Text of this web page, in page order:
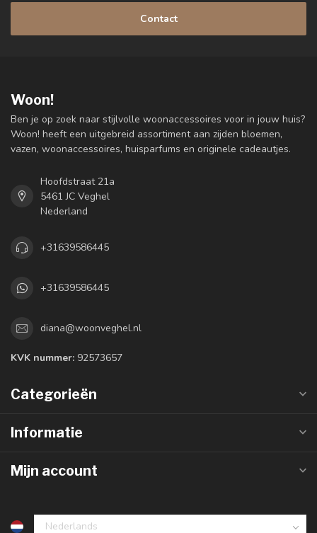
Contact
Woon!
Ben je op zoek naar stijlvolle woonaccessoires voor in jouw huis?
Woon! heeft een uitgebreid assortiment aan zijden bloemen,
vazen, woonaccessoires, huisparfums en originele cadeautjes.
Hoofdstraat 21a
5461 JC Veghel
Nederland
+31639586445
+31639586445
diana@woonveghel.nl
KVK nummer: 92573657
Categorieën
Informatie
Mijn account